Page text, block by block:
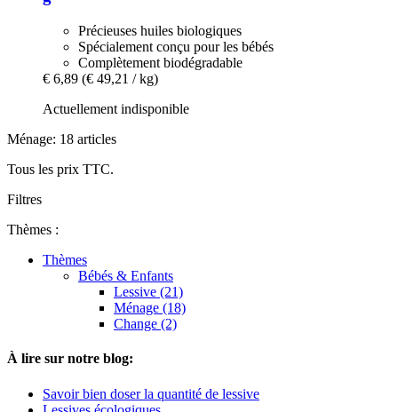
Précieuses huiles biologiques
Spécialement conçu pour les bébés
Complètement biodégradable
€ 6,89 (€ 49,21 / kg)
Actuellement indisponible
Ménage: 18 articles
Tous les prix TTC.
Filtres
Thèmes :
Thèmes
Bébés & Enfants
Lessive (21)
Ménage (18)
Change (2)
À lire sur notre blog:
Savoir bien doser la quantité de lessive